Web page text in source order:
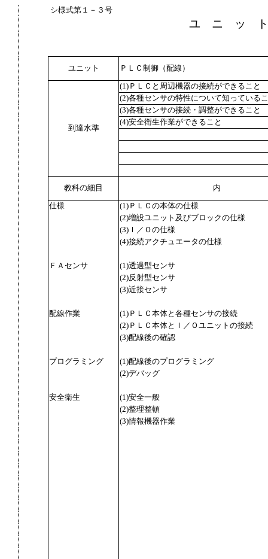
シ様式第１－３号
ユ ニ ッ
ユニット ＰＬＣ制御（配線）
到達水準
(1)ＰＬＣと周辺機器の接続ができること
(2)各種センサの特性について知っている
(3)各種センサの接続・調整ができること
(4)安全衛生作業ができること
教科の細目 内
仕様
(1)ＰＬＣの本体の仕様
(2)増設ユニット及びブロックの仕様
(3)Ｉ／Ｏの仕様
(4)接続アクチュエータの仕様
ＦＡセンサ
(1)透過型センサ
(2)反射型センサ
(3)近接センサ
配線作業
(1)ＰＬＣ本体と各種センサの接続
(2)ＰＬＣ本体とＩ／Ｏユニットの接続
(3)配線後の確認
プログラミング
(1)配線後のプログラミング
(2)デバッグ
安全衛生
(1)安全一般
(2)整理整頓
(3)情報機器作業